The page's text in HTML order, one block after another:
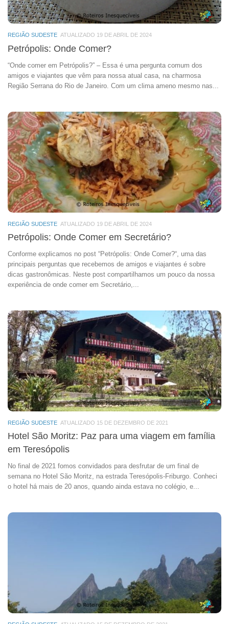
REGIÃO SUDESTE ATUALIZADO 19 DE ABRIL DE 2024
Petrópolis: Onde Comer?
“Onde comer em Petrópolis?” – Essa é uma pergunta comum dos
amigos e viajantes que vêm para nossa atual casa, na charmosa
Região Serrana do Rio de Janeiro. Com um clima ameno mesmo nas...
REGIÃO SUDESTE ATUALIZADO 19 DE ABRIL DE 2024
Petrópolis: Onde Comer em Secretário?
Conforme explicamos no post “Petrópolis: Onde Comer?“, uma das
principais perguntas que recebemos de amigos e viajantes é sobre
dicas gastronômicas. Neste post compartilhamos um pouco da nossa
experiência de onde comer em Secretário,...
REGIÃO SUDESTE ATUALIZADO 15 DE DEZEMBRO DE 2021
Hotel São Moritz: Paz para uma viagem em família
em Teresópolis
No final de 2021 fomos convidados para desfrutar de um final de
semana no Hotel São Moritz, na estrada Teresópolis-Friburgo. Conheci
o hotel há mais de 20 anos, quando ainda estava no colégio, e...